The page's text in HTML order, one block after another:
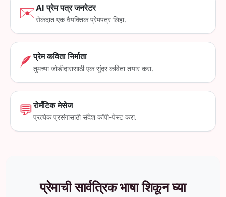
✉️AI प्रेम पत्र जनरेटर
सेकंदात एक वैयक्तिक प्रेमपत्र लिहा.
🪶प्रेम कविता निर्माता
तुमच्या जोडीदारासाठी एक सुंदर कविता तयार करा.
💬रोमँटिक मेसेज
प्रत्येक प्रसंगासाठी संदेश कॉपी-पेस्ट करा.
प्रेमाची सार्वत्रिक भाषा शिकून घ्या